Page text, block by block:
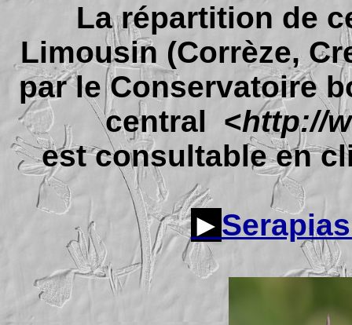
La répartition de
Limousin (Corrèze,
par le Conservatoire
central <http://
est consultable en
►